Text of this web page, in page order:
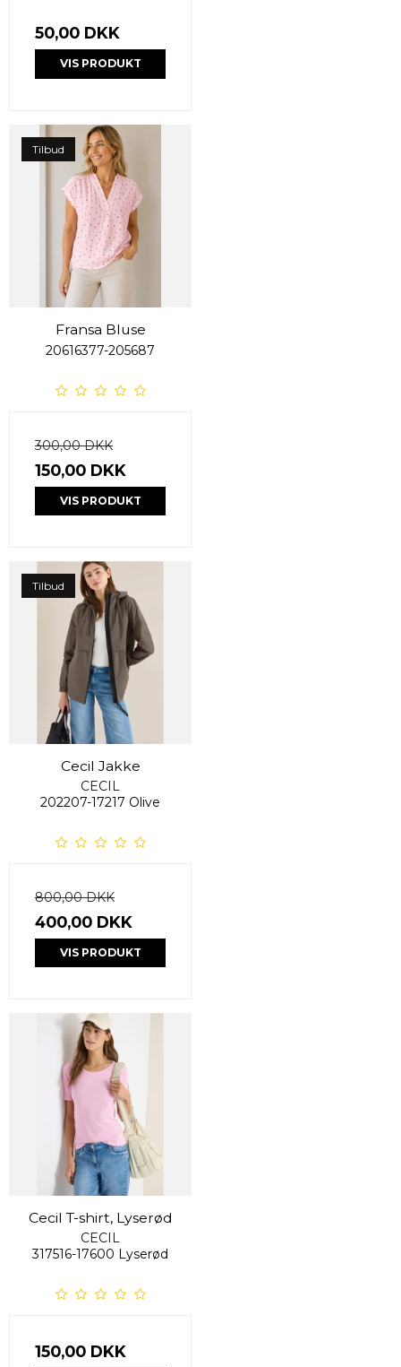
50,00 DKK
VIS PRODUKT
Tilbud
Fransa Bluse
20616377-205687
300,00 DKK
150,00 DKK
VIS PRODUKT
Tilbud
Cecil Jakke
CECIL
202207-17217 Olive
800,00 DKK
400,00 DKK
VIS PRODUKT
Cecil T-shirt, Lyserød
CECIL
317516-17600 Lyserød
150,00 DKK